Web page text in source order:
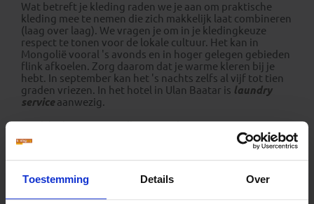
Toestemming Details Over
Wat betreft je kleding raden we je aan om praktische
kleding mee te nemen die zich makkelijk laat combineren
(laag over laag). We vragen je om in je kledingkeuze
respect te tonen voor de lokale cultuur. Het kan in
Mongolië vooral 's avonds en in hoger gelegen gebieden
flink afkoelen. Zorg daarom dat je warme kleren bij je
hebt. In september kan het 's nachts zelfs al vijf tot tien
graden vriezen. In het hotel in Ulan Baatar is laundry
service aanwezig.
Denk bij het samenstellen van je bagage aan
bijvoorbeeld: lakenzak, handdoek, goede
naaigerei, wasmiddel, muggenspray, reisgids, voldoende
fotomateriaal, toiletartikelen (waaronder een rol
toiletpapier), badslippers, zwemkleding, schrijfgerei,
schaartje, beker en zakmes.